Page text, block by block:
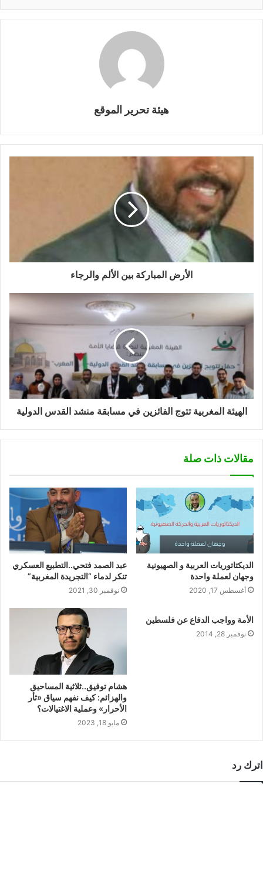
هيئة تحرير الموقع
الأرض المباركة بين الألم والرجاء
الهيئة المغربية تتوج الفائزين في مسابقة منشد القدس الدولية
مقالات ذات صلة
الديكتاتوريات العربية و الصهيونية
وجهان لعملة واحدة
أغسطس 17, 2020
عبد الصمد فتحي..التطبيع العسكري
تنكر لدماء “التجريدة المغربية”
نوفمبر 30, 2021
الأمة وواجب الدفاع عن فلسطين
نوفمبر 28, 2014
هشام توفيق..ثلاثية المساحيق
والهزائم: كيف نفهم سياق «ثأر
الأحرار» وعملية الاغتيالات؟
مايو 18, 2023
اترك رد